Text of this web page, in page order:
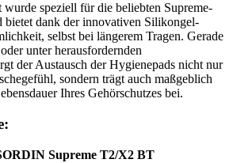
wurde speziell für die beliebten Supreme-
dank der innovativen Silikongel-
selbst bei längerem Tragen. Gerade
unter herausfordernden
der Austausch der Hygienepads nicht nur
sondern trägt auch maßgeblich
Ihres Gehörschutzes bei.
Supreme T2/X2 BT